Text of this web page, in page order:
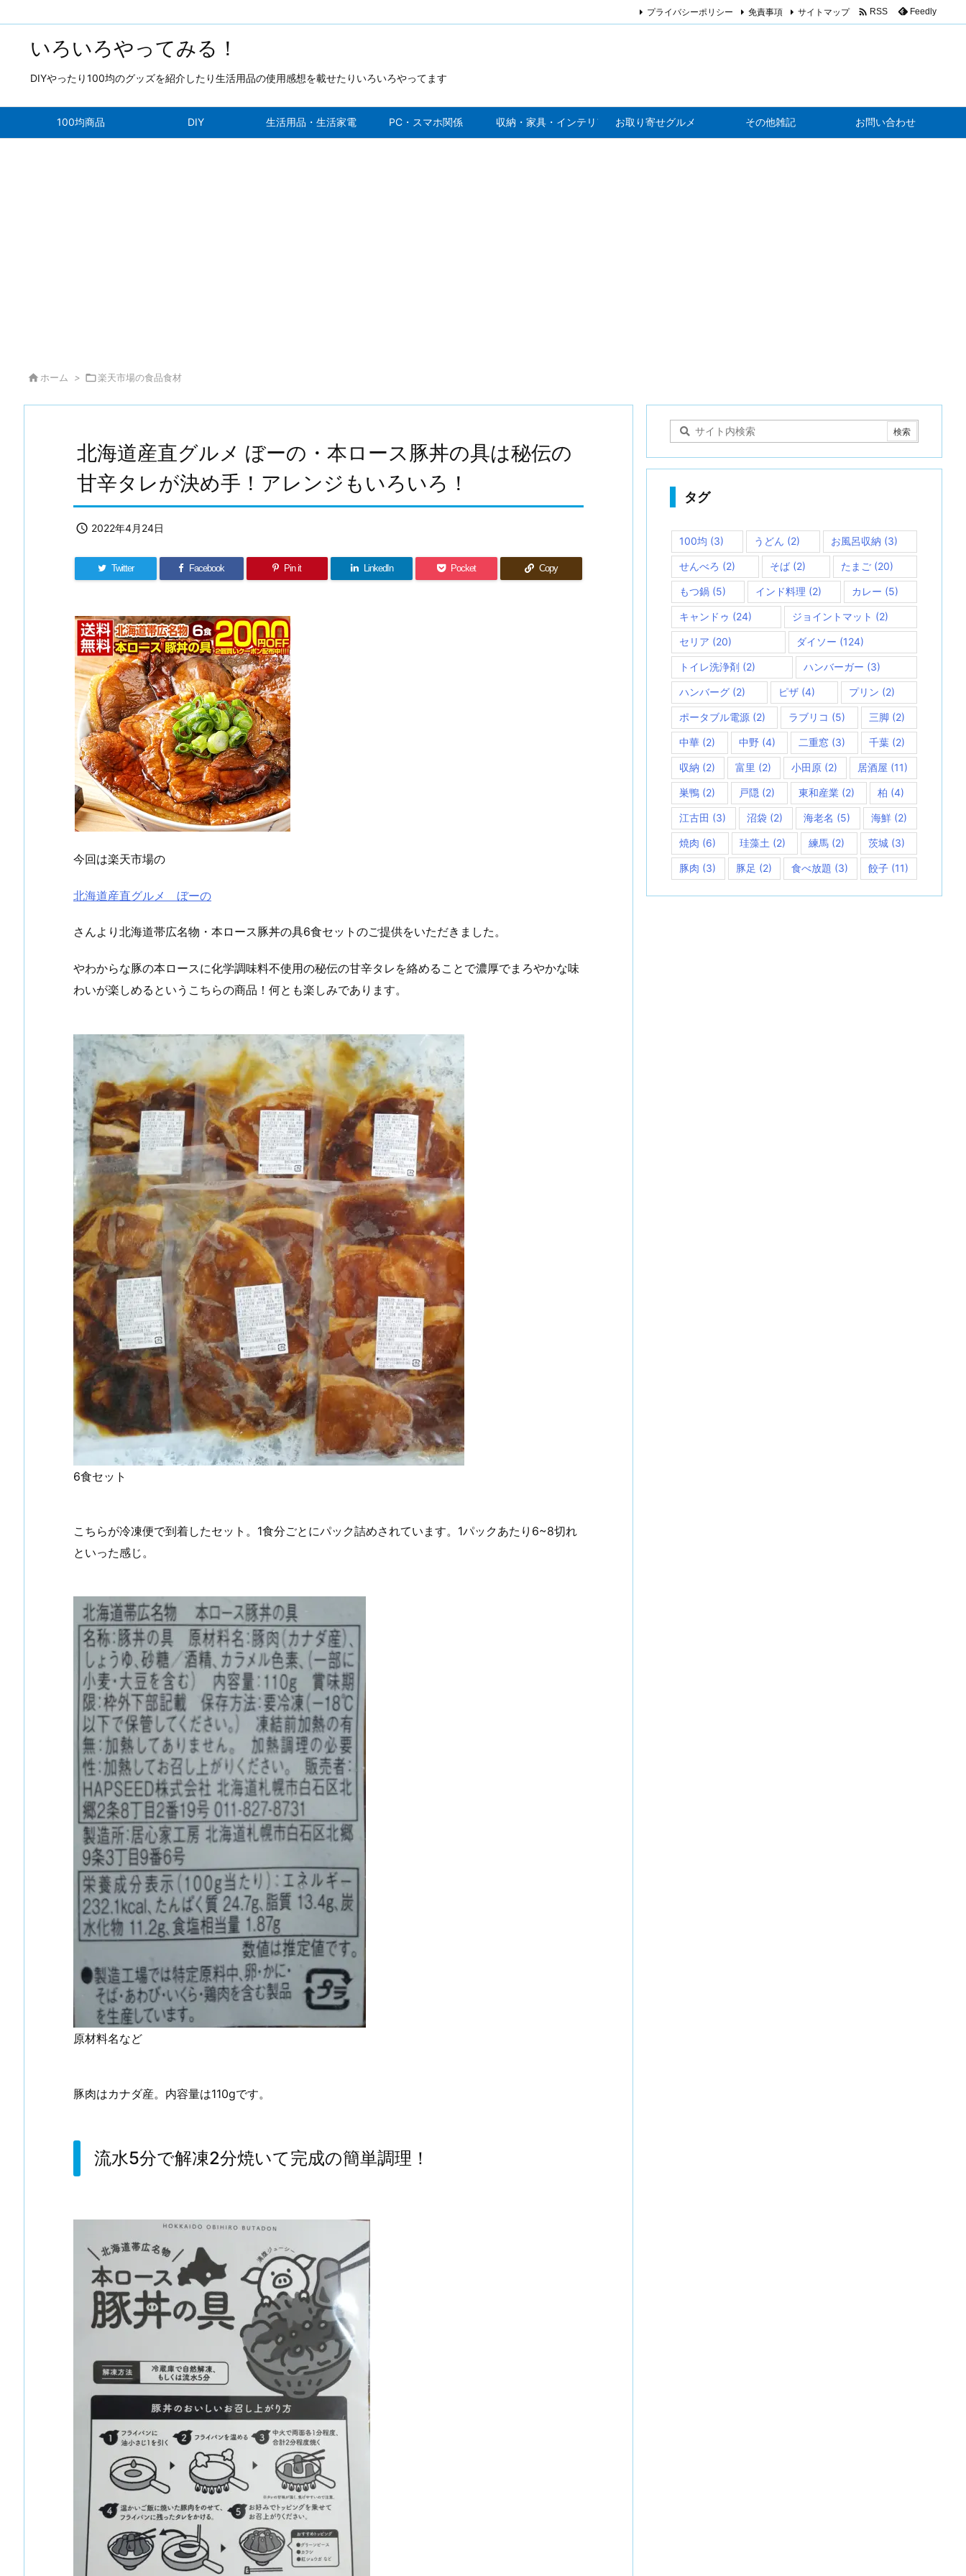
いろいろやってみる！
DIYやったり100均のグッズを紹介したり生活用品の使用感想を載せたりいろいろやってます
100均商品 DIY 生活用品・生活家電 PC・スマホ関係 収納・家具・インテリア お取り寄せグルメ その他雑記 お問い合わせ
プライバシーポリシー 免責事項 サイトマップ  RSS Feedly
 ホーム > 楽天市場の食品食材
北海道産直グルメ ぼーの・本ロース豚丼の具は秘伝の
甘辛タレが決め手！アレンジもいろいろ！
 2022年4月24日
Twitter Facebook Pin it LinkedIn Pocket Copy
今回は楽天市場の
北海道産直グルメ ぼーの
さんより北海道帯広名物・本ロース豚丼の具6食セットのご提供をいただきました。
やわからな豚の本ロースに化学調味料不使用の秘伝の甘辛タレを絡めることで濃厚でまろやかな味
わいが楽しめるというこちらの商品！何とも楽しみであります。
6食セット
こちらが冷凍便で到着したセット。1食分ごとにパック詰めされています。1パックあたり6~8切れ
といった感じ。
原材料名など
豚肉はカナダ産。内容量は110gです。
流水5分で解凍2分焼いて完成の簡単調理！
タグ
100均 (3) うどん (2) お風呂収納 (3)
せんべろ (2) そば (2) たまご(20)
もつ鍋 (5) インド料理 (2) カレー (5)
キャンドゥ (24) ジョイントマット (2)
セリア (20) ダイソー (124)
トイレ洗浄剤 (2) ハンバーガー (3)
ハンバーグ (2) ピザ (4) プリン (2)
ポータブル電源 (2) ラブリコ (5) 三脚 (2)
中華 (2) 中野 (4) 二重窓 (3) 千葉(2)
収納 (2) 富里 (2) 小田原 (2) 居酒屋 (11)
巣鴨 (2) 戸隠 (2) 東和産業(2) 柏 (4)
江古田 (3) 沼袋 (2) 海老名 (5) 海鮮 (2)
焼肉 (6) 珪藻土 (2) 練馬 (2) 茨城(3)
豚肉 (3) 豚足 (2) 食べ放題 (3) 餃子(11)